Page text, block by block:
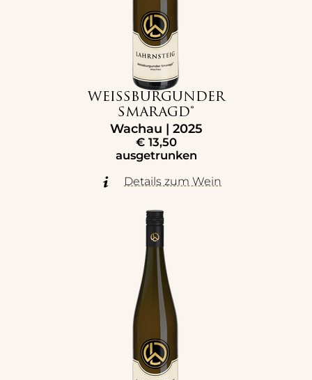
WEISSBURGUNDER
SMARAGD®
Wachau | 2025
€13,50
ausgetrunken
Details zum Wein